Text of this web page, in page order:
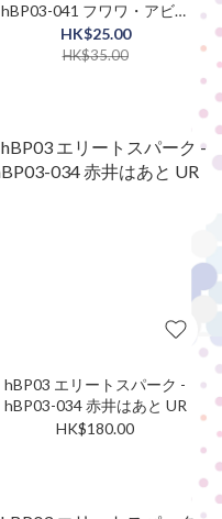
hBP03-041 フワワ・アビス
ガード S
HK$25.00
HK$35.00
hBP03 エリートスパーク -
hBP03-034 赤井はあと UR
HK$180.00